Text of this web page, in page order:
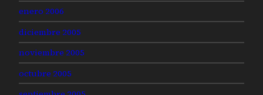
enero 2006
diciembre 2005
noviembre 2005
octubre 2005